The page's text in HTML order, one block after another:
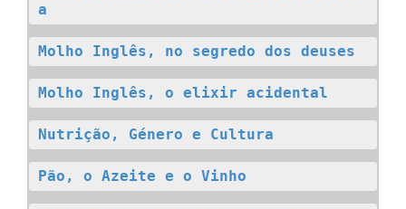
a
Molho Inglês, no segredo dos deuses
Molho Inglês, o elixir acidental
Nutrição, Género e Cultura
Pão, o Azeite e o Vinho